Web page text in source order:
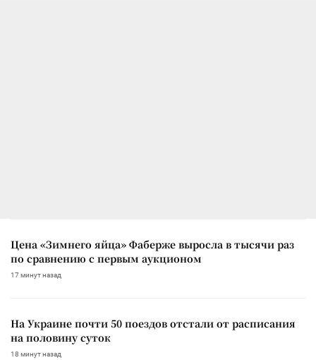
Цена «Зимнего яйца» Фаберже выросла в тысячи раз
по сравнению с первым аукционом
17 минут назад
На Украине почти 50 поездов отстали от расписания
на половину суток
18 минут назад